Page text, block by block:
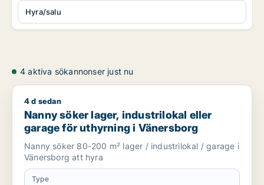
Hyra/salu
4 aktiva sökannonser just nu
Nanny söker lager, industrilokal eller garage för uthyrning i
4 d sedan
Nanny söker lager, industrilokal eller
garage för uthyrning i Vänersborg
Nanny söker 80-200 m² lager / industrilokal / garage i
Vänersborg att hyra
Type